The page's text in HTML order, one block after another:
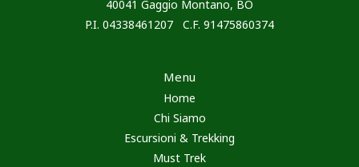
40041 Gaggio Montano, BO
P.I. 04338461207 C.F. 91475860374
Menu
Home
Chi Siamo
Escursioni & Trekking
Must Trek